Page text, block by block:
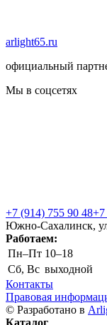
arlight65.ru
официальный
Мы в соцсетях
+7 (914) 755 90 48+7
Южно-Сахалинск,
Работаем:
Пн–Пт 10–18
Сб, Вс выходной
Контакты
Правовая
© Разработано в
Каталог